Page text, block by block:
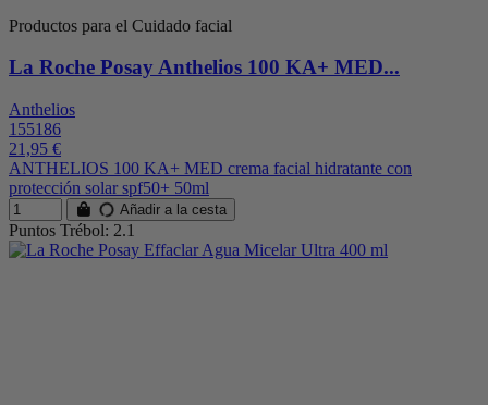
Productos para el Cuidado facial
La Roche Posay Anthelios 100 KA+ MED...
Anthelios
155186
21,95 €
ANTHELIOS 100 KA+ MED crema facial hidratante con
protección solar spf50+ 50ml
Añadir a la cesta
Puntos Trébol: 2.1